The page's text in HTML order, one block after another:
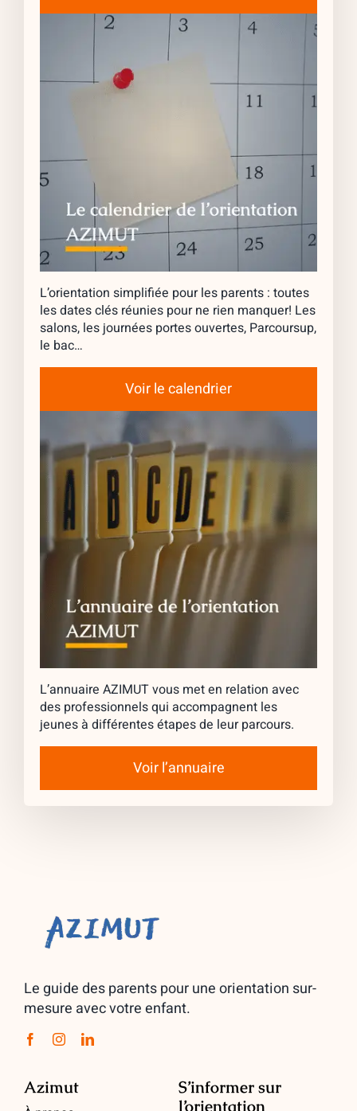
L’orientation simplifiée pour les parents : toutes
les dates clés réunies pour ne rien manquer! Les
salons, les journées portes ouvertes, Parcoursup,
le bac…
Voir le calendrier
L’annuaire AZIMUT vous met en relation avec
des professionnels qui accompagnent les
jeunes à différentes étapes de leur parcours.
Voir l’annuaire
Le guide des parents pour une orientation sur-
mesure avec votre enfant.
Azimut
S’informer sur
l’orientation